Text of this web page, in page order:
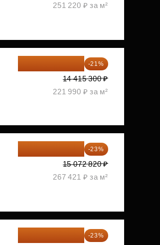
251 220 ₽ за м²
-21%
14 415 300 ₽
221 990 ₽ за м²
-23%
15 072 820 ₽
267 421 ₽ за м²
-23%